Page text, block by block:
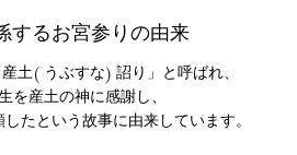
するお宮参りの由来
土( うぶすな) 詔り」と呼ばれ、
を産土の神に感謝し、
たという故事に由来しています。